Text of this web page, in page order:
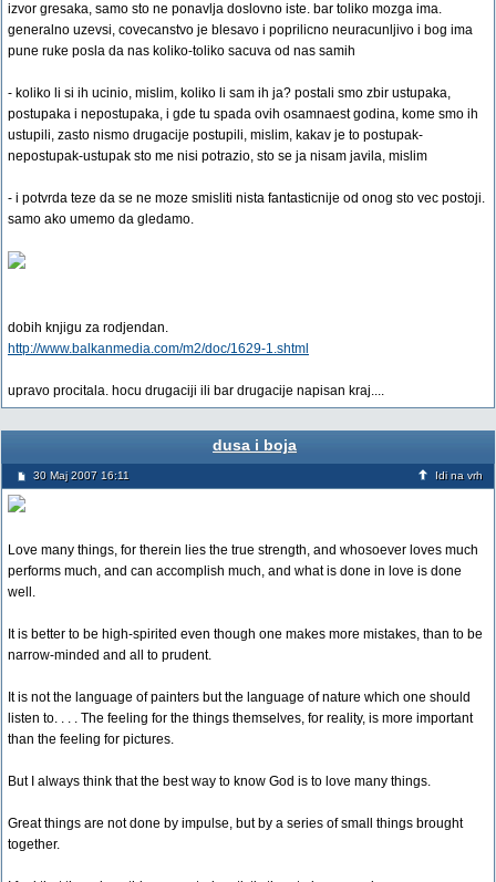
izvor gresaka, samo sto ne ponavlja doslovno iste. bar toliko mozga ima.
generalno uzevsi, covecanstvo je blesavo i poprilicno neuracunljivo i bog ima
pune ruke posla da nas koliko-toliko sacuva od nas samih
- koliko li si ih ucinio, mislim, koliko li sam ih ja? postali smo zbir ustupaka,
postupaka i nepostupaka, i gde tu spada ovih osamnaest godina, kome smo ih
ustupili, zasto nismo drugacije postupili, mislim, kakav je to postupak-
nepostupak-ustupak sto me nisi potrazio, sto se ja nisam javila, mislim
- i potvrda teze da se ne moze smisliti nista fantasticnije od onog sto vec postoji.
samo ako umemo da gledamo.
dobih knjigu za rodjendan.
http://www.balkanmedia.com/m2/doc/1629-1.shtml
upravo procitala. hocu drugaciji ili bar drugacije napisan kraj....
dusa i boja
30 Maj 2007 16:11 Idi na vrh
Love many things, for therein lies the true strength, and whosoever loves much
performs much, and can accomplish much, and what is done in love is done
well.
It is better to be high-spirited even though one makes more mistakes, than to be
narrow-minded and all to prudent.
It is not the language of painters but the language of nature which one should
listen to. . . . The feeling for the things themselves, for reality, is more important
than the feeling for pictures.
But I always think that the best way to know God is to love many things.
Great things are not done by impulse, but by a series of small things brought
together.